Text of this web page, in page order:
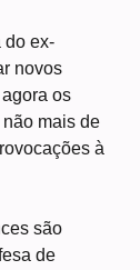
do ex-
novos
os
mais de
à
são
de